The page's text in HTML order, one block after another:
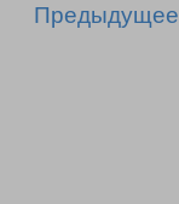
Предыдущее